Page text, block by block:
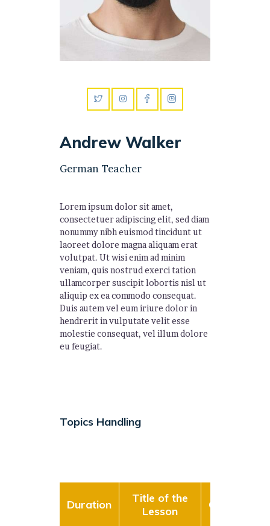
Andrew Walker
German Teacher
Lorem ipsum dolor sit amet,
consectetuer adipiscing elit, sed diam
nonummy nibh euismod tincidunt ut
laoreet dolore magna aliquam erat
volutpat. Ut wisi enim ad minim
veniam, quis nostrud exerci tation
ullamcorper suscipit lobortis nisl ut
aliquip ex ea commodo consequat.
Duis autem vel eum iriure dolor in
hendrerit in vulputate velit esse
molestie consequat, vel illum dolore
eu feugiat.
Topics Handling
Duration
Title of the
Lesson
Complexity